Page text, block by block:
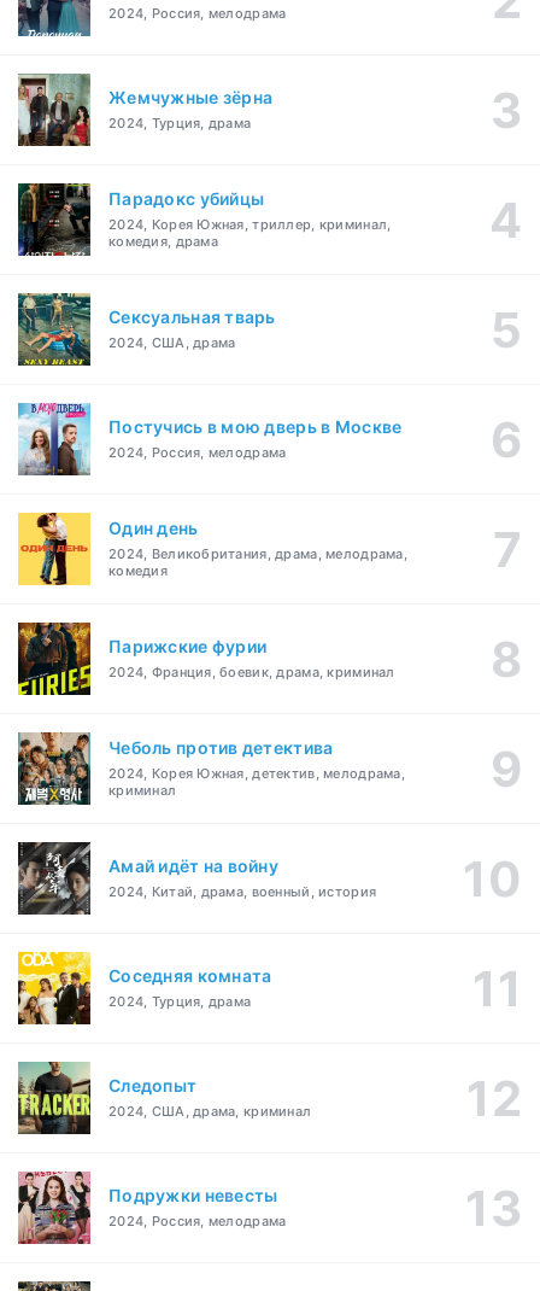
2024, Россия, мелодрама
Жемчужные зёрна
2024, Турция, драма
Парадокс убийцы
2024, Корея Южная, триллер, криминал,
комедия, драма
Сексуальная тварь
2024, США, драма
Постучись в мою дверь в Москве
2024, Россия, мелодрама
Один день
2024, Великобритания, драма, мелодрама,
комедия
Парижские фурии
2024, Франция, боевик, драма, криминал
Чеболь против детектива
2024, Корея Южная, детектив, мелодрама,
криминал
Амай идёт на войну
2024, Китай, драма, военный, история
Соседняя комната
2024, Турция, драма
Следопыт
2024, США, драма, криминал
Подружки невесты
2024, Россия, мелодрама